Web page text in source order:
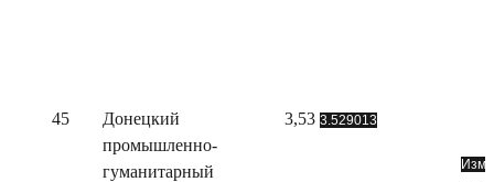
45
Донецкий
промышленно-
гуманитарный
3,53 3.529013